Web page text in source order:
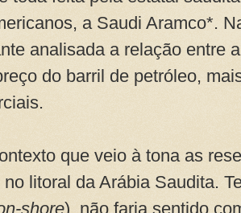
a Saudi Aramco*.
analisada a relação entre
do barril de petróleo,
que veio à tona as
litoral da Arábia Saudita.
shore), não faria sentido